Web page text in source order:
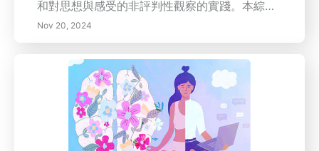
和對思想與感受的非評判性觀察的實踐。本綜合
指南深入探討正念冥想的眾多好處，包括減少壓
力、增強情感調節和改善身體健康。學習開始你
的正念之旅的實用技巧、緩解壓力的技術，以及
定期練習如何促進情感韌性和心理清晰度。通過
將正念融入日常生活，你可以培養更深的自我意
識，加強人際關係，並賦予自己更輕鬆應對生活
挑戰的能力。加入透過正念冥想走向平衡、和平
生活的運動。
Nov 20, 2024